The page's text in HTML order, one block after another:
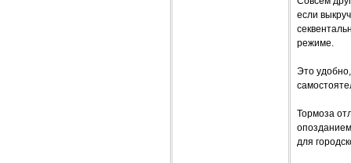
если
режиме.
Это
Тормоза
для